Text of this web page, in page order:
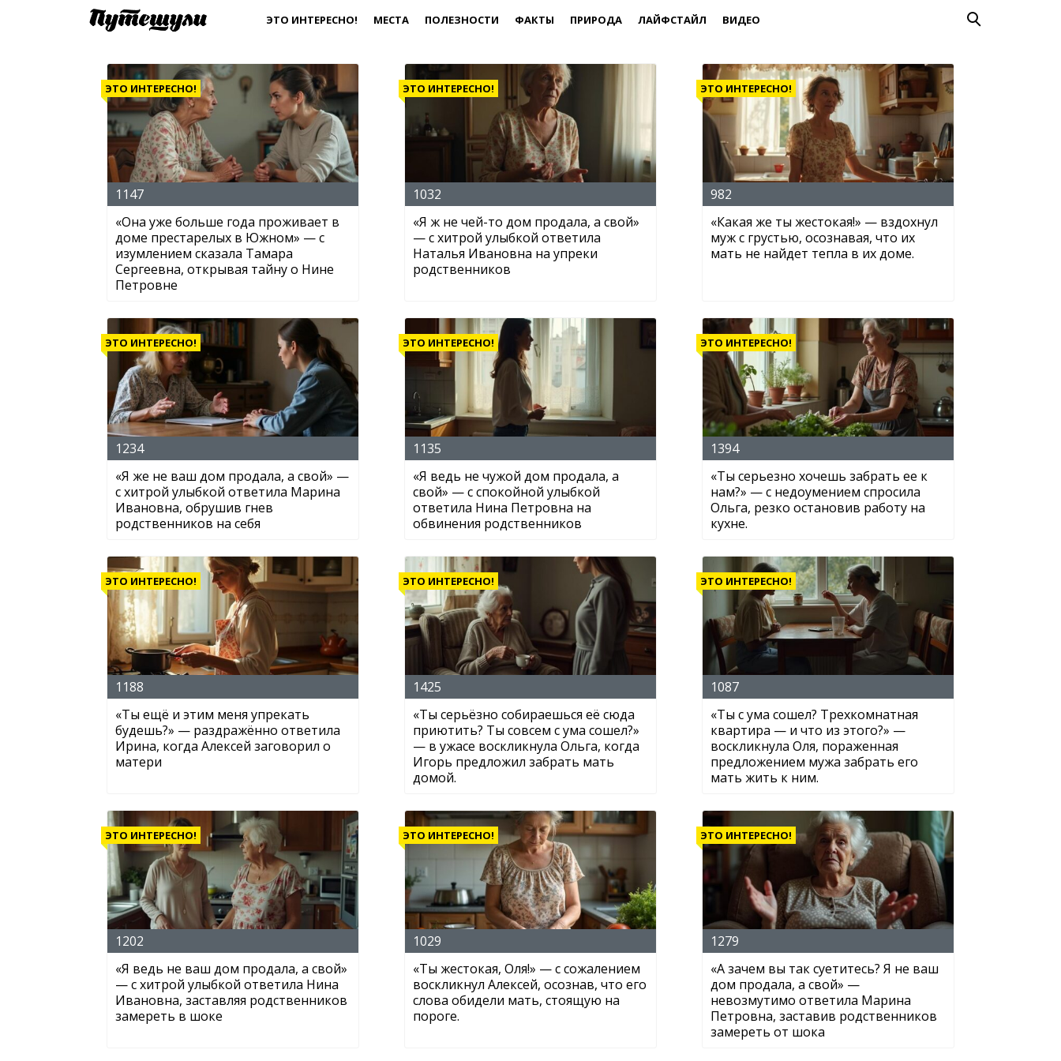
ЭТО ИНТЕРЕСНО! МЕСТА ПОЛЕЗНОСТИ ФАКТЫ ПРИРОДА ЛАЙФСТАЙЛ ВИДЕО
ЭТО ИНТЕРЕСНО!
1147
«Она уже больше года проживает в
доме престарелых в Южном» — с
изумлением сказала Тамара
Сергеевна, открывая тайну о Нине
Петровне
ЭТО ИНТЕРЕСНО!
1032
«Я ж не чей-то дом продала, а свой»
— с хитрой улыбкой ответила
Наталья Ивановна на упреки
родственников
ЭТО ИНТЕРЕСНО!
982
«Какая же ты жестокая!» — вздохнул
муж с грустью, осознавая, что их
мать не найдет тепла в их доме.
ЭТО ИНТЕРЕСНО!
1234
«Я же не ваш дом продала, а свой» —
с хитрой улыбкой ответила Марина
Ивановна, обрушив гнев
родственников на себя
ЭТО ИНТЕРЕСНО!
1135
«Я ведь не чужой дом продала, а
свой» — с спокойной улыбкой
ответила Нина Петровна на
обвинения родственников
ЭТО ИНТЕРЕСНО!
1394
«Ты серьезно хочешь забрать ее к
нам?» — с недоумением спросила
Ольга, резко остановив работу на
кухне.
ЭТО ИНТЕРЕСНО!
1188
«Ты ещё и этим меня упрекать
будешь?» — раздражённо ответила
Ирина, когда Алексей заговорил о
матери
ЭТО ИНТЕРЕСНО!
1425
«Ты серьёзно собираешься её сюда
приютить? Ты совсем с ума сошел?»
— в ужасе воскликнула Ольга, когда
Игорь предложил забрать мать
домой.
ЭТО ИНТЕРЕСНО!
1087
«Ты с ума сошел? Трехкомнатная
квартира — и что из этого?» —
воскликнула Оля, пораженная
предложением мужа забрать его
мать жить к ним.
ЭТО ИНТЕРЕСНО!
1202
«Я ведь не ваш дом продала, а свой»
— с хитрой улыбкой ответила Нина
Ивановна, заставляя родственников
замереть в шоке
ЭТО ИНТЕРЕСНО!
1029
«Ты жестокая, Оля!» — с сожалением
воскликнул Алексей, осознав, что его
слова обидели мать, стоящую на
пороге.
ЭТО ИНТЕРЕСНО!
1279
«А зачем вы так суетитесь? Я не ваш
дом продала, а свой» —
невозмутимо ответила Марина
Петровна, заставив родственников
замереть от шока